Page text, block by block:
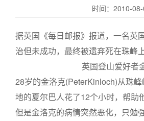
时间：2010-
据英国《每日邮报》报道，一名英
治但未成功，最终被遗弃死在珠峰上
英国登山爱好者
28岁的金洛克(PeterKinloch)从珠
地的夏尔巴人花了12个小时，帮助
但是金洛克的病情突然恶化，只勉